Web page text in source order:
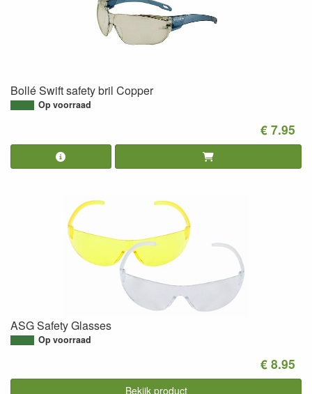
Bollé Swift safety bril Copper
Op voorraad
€ 7.95
ASG Safety Glasses
Op voorraad
€ 8.95
Bekijk product